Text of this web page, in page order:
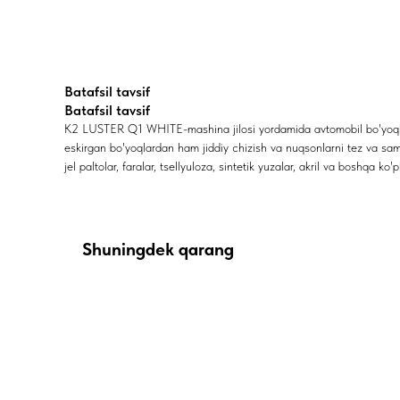
Batafsil tavsif
Batafsil tavsif
K2 LUSTER Q1 WHITE-mashina jilosi yordamida avtomobil
eskirgan bo'yoqlardan ham jiddiy chizish va nuqsonlarni tez va
jel paltolar, faralar, tsellyuloza, sintetik yuzalar, akril va boshqa
Shuningdek qarang